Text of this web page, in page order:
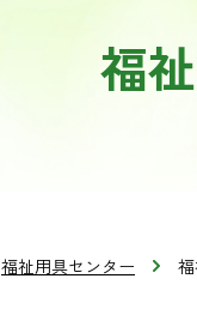
福
福祉用具センター